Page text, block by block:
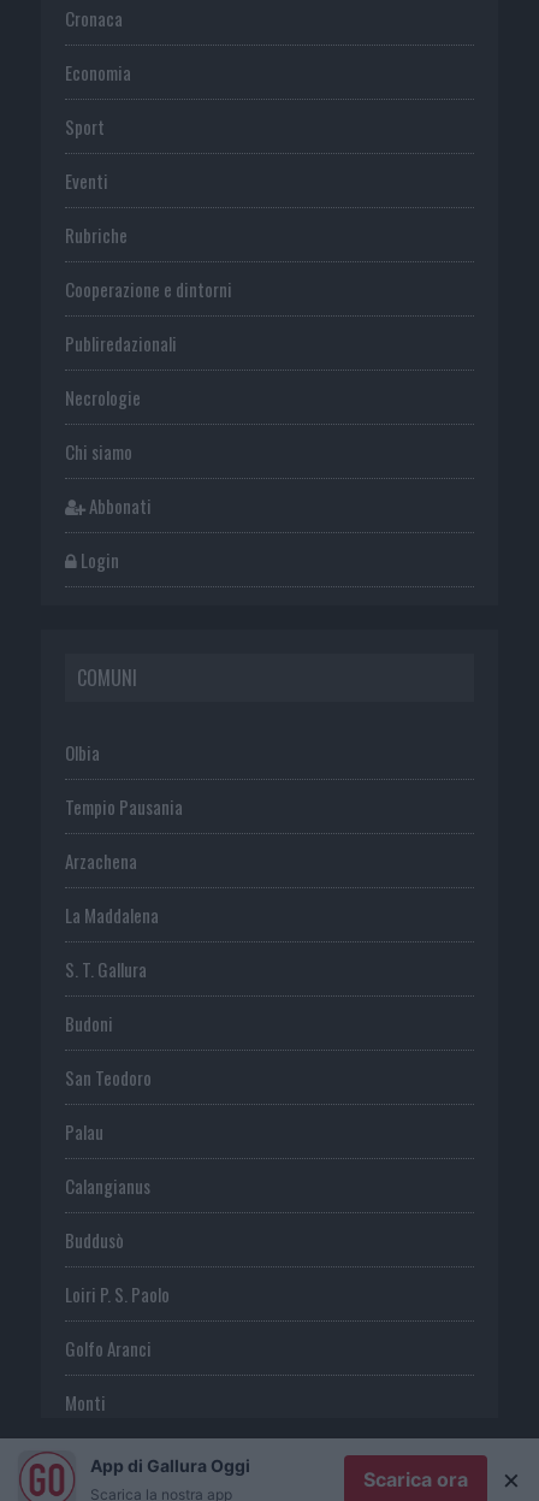
Cronaca
Economia
Sport
Eventi
Rubriche
Cooperazione e dintorni
Publiredazionali
Necrologie
Chi siamo
Abbonati
Login
COMUNI
Olbia
Tempio Pausania
Arzachena
La Maddalena
S. T. Gallura
Budoni
San Teodoro
Palau
Calangianus
Buddusò
Loiri P. S. Paolo
Golfo Aranci
Monti
TeltiApp di Gallura Oggi
Scarica la nostra app
Scarica ora ×